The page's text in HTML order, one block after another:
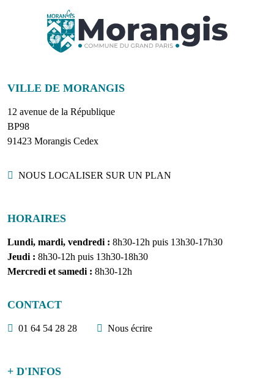
VILLE DE MORANGIS
12 avenue de la République
BP98
91423 Morangis Cedex
Localisation
NOUS LOCALISER SUR UN PLAN
HORAIRES
Lundi, mardi, vendredi : 8h30-12h puis 13h30-17h30
Jeudi : 8h30-12h puis 13h30-18h30
Mercredi et samedi : 8h30-12h
CONTACT
01 64 54 28 28 Nous écrire
+ D'INFOS